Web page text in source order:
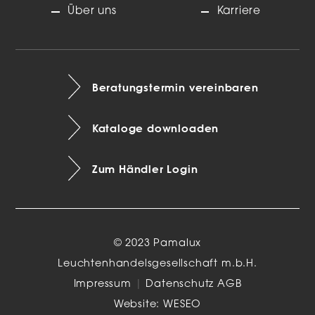
Über uns Karriere
Beratungstermin vereinbaren
Kataloge downloaden
Zum Händler Login
© 2023 Pamalux
Leuchtenhandelsgesellschaft m.b.H.
Impressum
Datenschutz AGB
Website:WESEO